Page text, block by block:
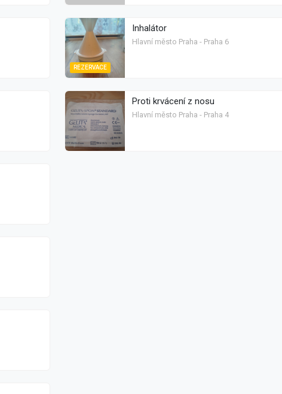
REZERVACE
Inhalátor
Hlavní město Praha - Praha 6
Proti krvácení z nosu
Hlavní město Praha - Praha 4